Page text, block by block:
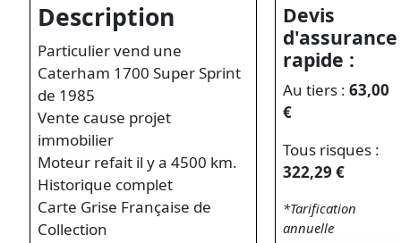
Description
Particulier vend une
Caterham 1700 Super Sprint
de 1985
Vente cause projet
immobilier
Moteur refait il y a 4500 km.
Historique complet
Carte Grise Française de
Collection
Devis
d'assurance
rapide :
Au tiers :63,00
€
Tous risques :
322,29 €
*Tarification
annuelle